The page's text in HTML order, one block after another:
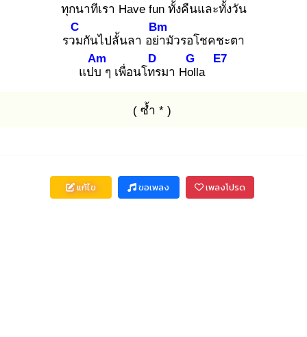
ทุกนาทีเรา Havefun ทั้งคืนและทั้งวัน
รวม
C
กันไปลั้นลา อย่า
Bm
มัวรอโชคชะตา
แปบ
Am
ๆ เพื่อนโทร
D
มา Holl
G
a
E7
( ซ้ำ * )
แก้ไข ขอเพลง เพลงโปรด